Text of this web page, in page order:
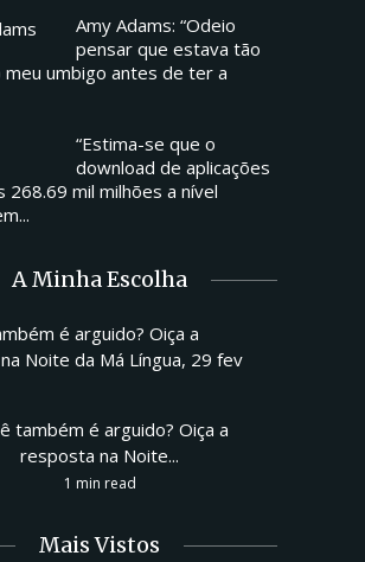
Amy Adams: “Odeio
pensar que estava tão
meu umbigo antes de ter a
“Estima-se que o
download de aplicações
268.69 mil milhões a nível
A Minha Escolha
também é arguido? Oiça a
resposta na Noite...
1 min read
Mais Vistos